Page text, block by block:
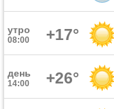
утро
08:00 +17°
день
14:00 +26°